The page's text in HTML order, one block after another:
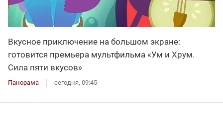
Вкусное приключение на большом экране:
готовится премьера мультфильма «Ум и Хрум.
Сила пяти вкусов»
Панорама сегодня, 09:45